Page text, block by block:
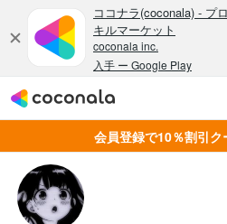
会員登録で10％割引ク